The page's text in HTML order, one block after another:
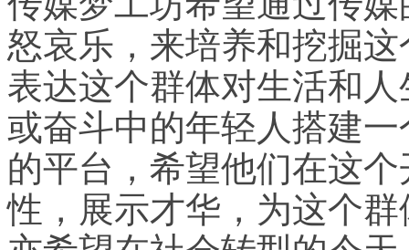
怒哀乐，来培养和挖掘
表达这个群体对生活和
或奋斗中的年轻人搭建
的平台，希望他们在这
性，展示才华，为这个